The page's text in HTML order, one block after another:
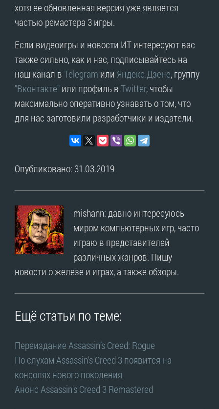
хотя ее обновленная версия уже является
частью ремастера 3 игры.
Если видеоигры и новости ИТ интересуют вас
также сильно, как и нас, подписывайтесь на
наш канал вTelegram или Яндекс.Дзене, группу
"Вконтакте"или профиль вTwitter, чтобы
максимально оперативно узнавать о том, что
для нас заготовили разработчики и издатели.
Опубликовано: 31.03.2019
mishann: давно интересуюсь
миром компьютерных игр, часто
играю в представителей
различных жанров. Пишу
новости о железе и играх, а также обзоры.
Ещё статьи по теме:
Переиздание Assassin’s Creed: Rogue
По слухам Assassin's Creed 3 появится на
консолях нового поколения
Анонс Assassin's Creed 3 Remastered